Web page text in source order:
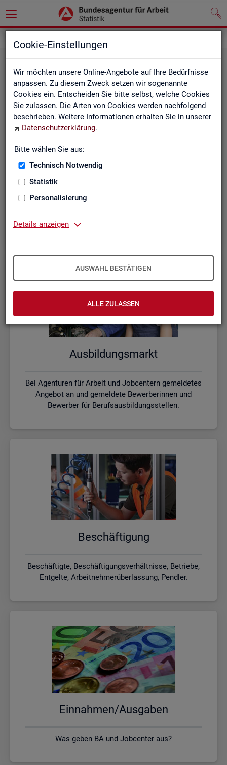
Cookie-Einstellungen
Wir möchten unsere Online-Angebote auf Ihre Bedürfnisse
anpassen. Zu diesem Zweck setzen wir sogenannte
Cookies ein. Entscheiden Sie bitte selbst, welche Cookies
Sie zulassen. Die Arten von Cookies werden nachfolgend
beschrieben. Weitere Informationen erhalten Sie in unserer
Datenschutzerklärung.
Bitte wählen Sie aus:
Technisch Notwendig
Statistik
Personalisierung
Details anzeigen
AUSWAHL BESTÄTIGEN
ALLE ZULASSEN
Un­ter­be­schäf­ti­gung
Wie viele Menschen suchen Arbeit oder haben
Beschäftigungsverhältnis fehlt?
Aus­bil­dungs­markt
Bei Agenturen für Arbeit und Jobcentern gemeldetes
Angebot an und gemeldete Bewerberinnen und
Bewerber für Berufsausbildungsstellen.
Be­schäf­ti­gung
Beschäftigte, Beschäftigungsverhältnisse, Betriebe,
Entgelte, Arbeitnehmerüberlassung, Pendler.
Ein­nah­men/Aus­ga­ben
Was geben BA und Jobcenter aus?